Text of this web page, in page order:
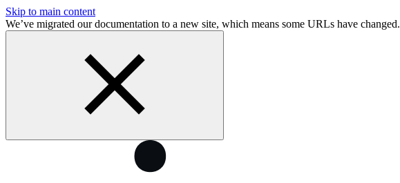
Skip to main content
We’ve migrated our documentation to a new site, which means some URLs have changed.